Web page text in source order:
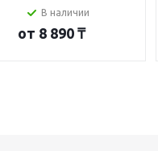
В наличии
от 8 890 ₸